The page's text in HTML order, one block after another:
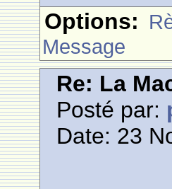
Options:
Message
Re: La
Posté par:
Date: 23